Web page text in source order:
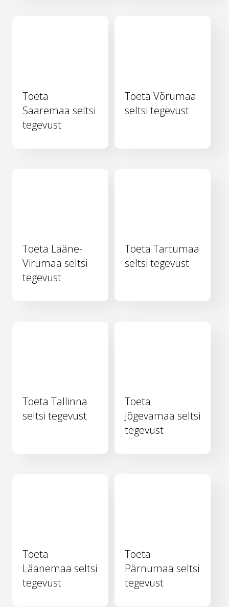
Toeta
Saaremaa seltsi
tegevust
Toeta Võrumaa
seltsi tegevust
Toeta Lääne-
Virumaa seltsi
tegevust
Toeta Tartumaa
seltsi tegevust
Toeta Tallinna
seltsi tegevust
Toeta
Jõgevamaa seltsi
tegevust
Toeta
Läänemaa seltsi
tegevust
Toeta
Pärnumaa seltsi
tegevust